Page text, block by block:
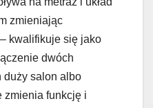
zmieniając
– kwalifikuje się jako
dwóch
duży salon albo
zmienia funkcję i